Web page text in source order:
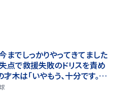
までしっかりやってきてました
点で救援失敗のドリスを責め
木は「いやもう、十分です。あ
仕事でしたか」